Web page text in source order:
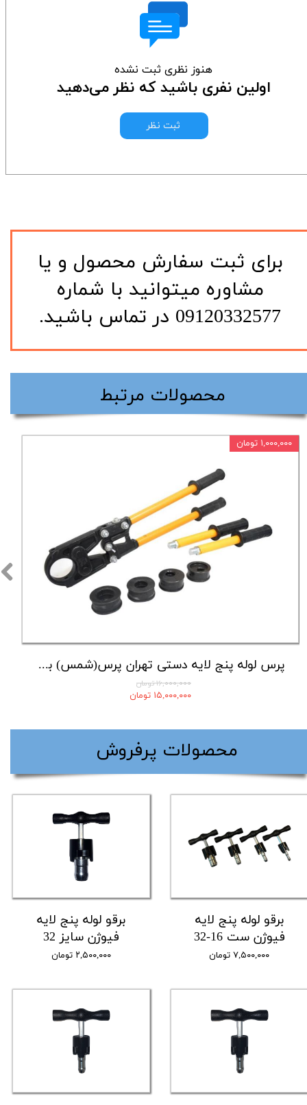
هنوز نظری ثبت نشده
اولین نفری باشید که نظر می‌دهید
ثبت نظر
​برای ثبت سفارش محصول و یا
مشاوره میتوانید با شماره
09120332577 در تماس باشید.
​محصولات مرتبط
پرس لوله پنج لایه دستی تهران پرس(شمس) با لوازم کامل
۱۶,۰۰۰,۰۰۰ تومان
۱۵,۰۰۰,۰۰۰ تومان
۱,۰۰۰,۰۰۰ تومان
برقو لوله پنج لایه
فیوژن ست 16-32
۷,۵۰۰,۰۰۰ تومان
برقو لوله پنج لایه
فیوژن سایز 32
۲,۵۰۰,۰۰۰ تومان
​محصولات پرفروش